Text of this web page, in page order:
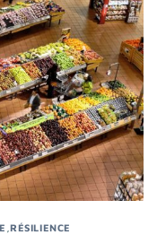
,RÉSILIENCE